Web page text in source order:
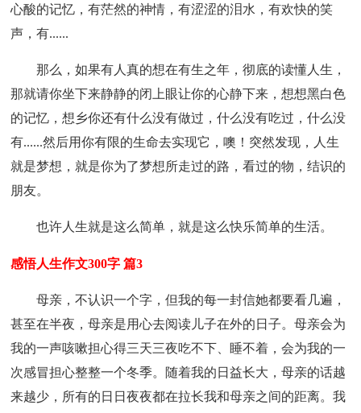
心酸的记忆，有茫然的神情，有涩涩的泪水，有欢快的笑
声，有......
那么，如果有人真的想在有生之年，彻底的读懂人生，
那就请你坐下来静静的闭上眼让你的心静下来，想想黑白色
的记忆，想乡你还有什么没有做过，什么没有吃过，什么没
有......然后用你有限的生命去实现它，噢！突然发现，人生
就是梦想，就是你为了梦想所走过的路，看过的物，结识的
朋友。
也许人生就是这么简单，就是这么快乐简单的生活。
感悟人生作文300字 篇3
母亲，不认识一个字，但我的每一封信她都要看几遍，
甚至在半夜，母亲是用心去阅读儿子在外的日子。母亲会为
我的一声咳嗽担心得三天三夜吃不下、睡不着，会为我的一
次感冒担心整整一个冬季。随着我的日益长大，母亲的话越
来越少，所有的日日夜夜都在拉长我和母亲之间的距离。我